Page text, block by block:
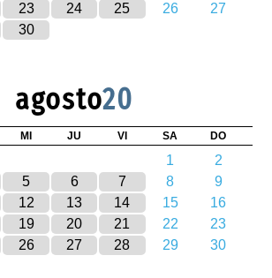
23 24 25 26
27
30
agosto20
MI JU VI SA DO
1
2
5 6 7 8
9
12 13 14 15
16
19 20 21 22
23
26 27 28 29
30